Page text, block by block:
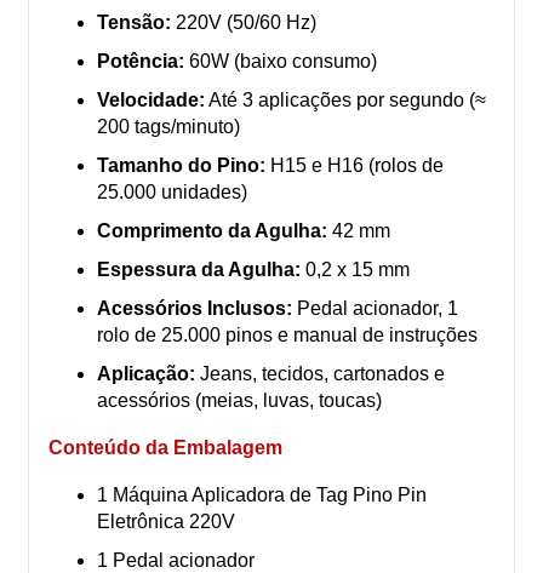
Tensão: 220V (50/60 Hz)
Potência: 60W (baixo consumo)
Velocidade: Até 3 aplicações por segundo (≈
200 tags/minuto)
Tamanho do Pino: H15 e H16 (rolos de
25.000 unidades)
Comprimento da Agulha: 42 mm
Espessura da Agulha: 0,2 x 15 mm
Acessórios Inclusos: Pedal acionador, 1
rolo de 25.000 pinos e manual de instruções
Aplicação: Jeans, tecidos, cartonados e
acessórios (meias, luvas, toucas)
Conteúdo da Embalagem
1 Máquina Aplicadora de Tag Pino Pin
Eletrônica 220V
1 Pedal acionador